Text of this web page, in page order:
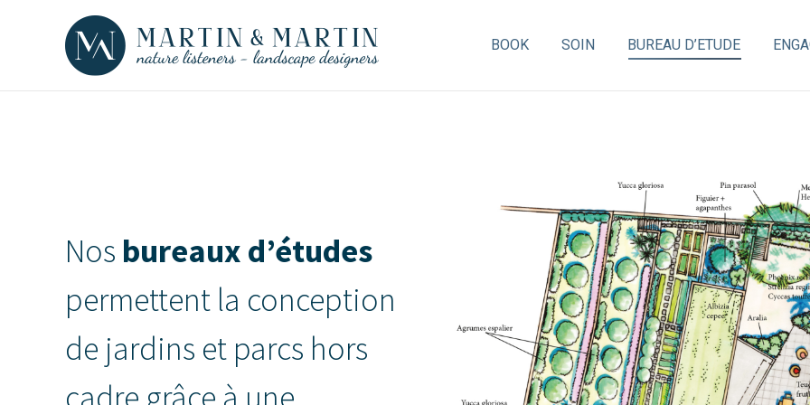
BOOK SOIN BUREAU D’ETUDE
Nos bureaux d’études
permettent la conception
de jardins et parcs hors
BOOK SOIN BUREAU D’ETUDE